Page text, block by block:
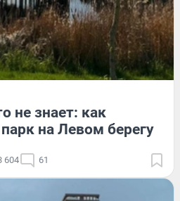
не знает: как
на Левом берегу
604 61